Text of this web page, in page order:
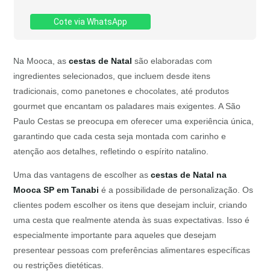
Cote via WhatsApp
Na Mooca, ascestas de Natal são elaboradas com
ingredientes selecionados, que incluem desde itens
tradicionais, como panetones e chocolates, até produtos
gourmet que encantam os paladares mais exigentes. A São
Paulo Cestas se preocupa em oferecer uma experiência única,
garantindo que cada cesta seja montada com carinho e
atenção aos detalhes, refletindo o espírito natalino.
Uma das vantagens de escolher ascestas de Natal na
Mooca SP em Tanabi é a possibilidade de personalização. Os
clientes podem escolher os itens que desejam incluir, criando
uma cesta que realmente atenda às suas expectativas. Isso é
especialmente importante para aqueles que desejam
presentear pessoas com preferências alimentares específicas
ou restrições dietéticas.